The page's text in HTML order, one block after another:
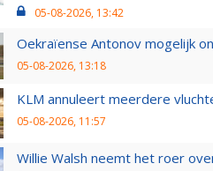
05-08-2026, 13:42
Oekraïense Antonov mogelijk
05-08-2026, 13:18
KLM annuleert meerdere
05-08-2026, 11:57
Willie Walsh neemt het roer